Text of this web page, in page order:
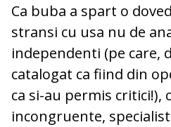
Ca buba a spart o
stransi cu usa nu de
independenti (pe care,
catalogat ca fiind din
ca si-au permis critici!),
incongruente,